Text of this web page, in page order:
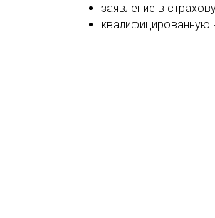
заявление в